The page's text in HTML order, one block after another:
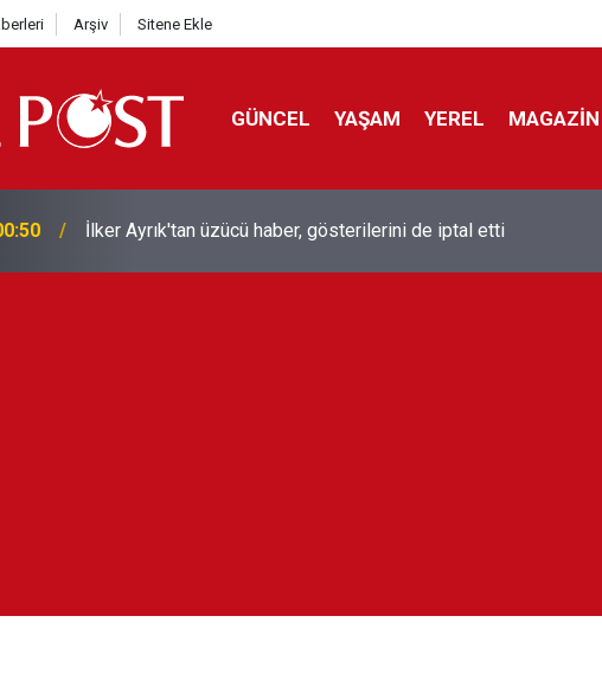
Arşiv Sitene Ekle
GÜNCEL YAŞAM YEREL MAGAZİN
Liverpool efsanesi Mısırlı yıldız Mohamed Salah Trabzonspor
Yarın geliyor